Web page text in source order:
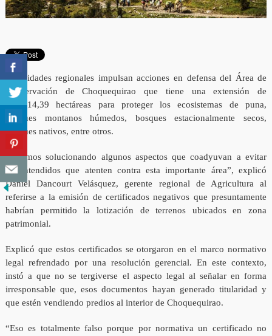
Autoridades regionales impulsan acciones en defensa del Área de
Conservación de Choquequirao que tiene una extensión de
103.814,39 hectáreas para proteger los ecosistemas de puna,
bosques montanos húmedos, bosques estacionalmente secos,
bosques nativos, entre otros.
“Estamos solucionando algunos aspectos que coadyuvan a evitar
malentendidos que atenten contra esta importante área”, explicó
Daniel Dancourt Velásquez, gerente regional de Agricultura al
referirse a la emisión de certificados negativos que presuntamente
habrían permitido la lotización de terrenos ubicados en zona
patrimonial.
Explicó que estos certificados se otorgaron en el marco normativo
legal refrendado por una resolución gerencial. En este contexto,
instó a que no se tergiverse el aspecto legal al señalar en forma
irresponsable que, esos documentos hayan generado titularidad y
que estén vendiendo predios al interior de Choquequirao.
“Eso es totalmente falso porque por normativa un certificado no